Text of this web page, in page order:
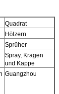
Quadrat
Hölzern
Sprüher
Spray, Kragen
und Kappe
Guangzhou